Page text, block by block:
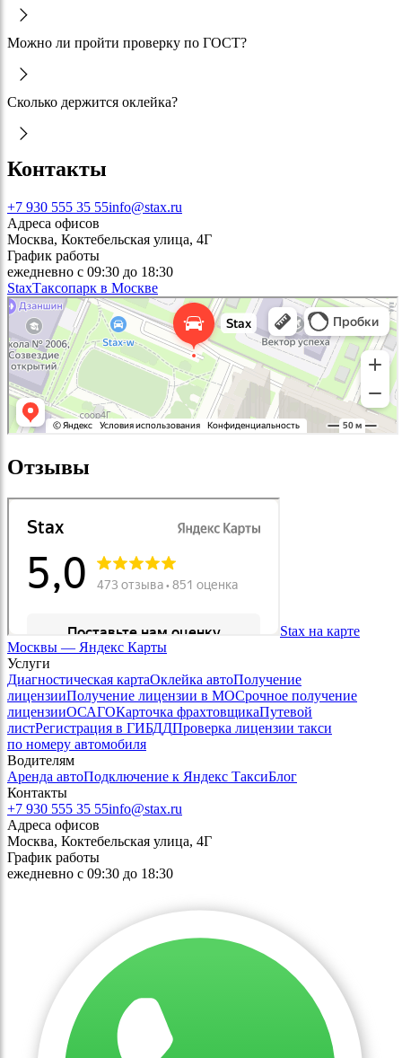
Можно ли пройти проверку по ГОСТ?
Сколько держится оклейка?
Контакты
+7 930 555 35 55info@stax.ru
Адреса офисов
Москва, Коктебельская улица, 4Г
График работы
ежедневно с 09:30 до 18:30
StaxТаксопарк в Москве
Отзывы
Stax на карте
Москвы — Яндекс Карты
Услуги
Диагностическая картаОклейка автоПолучение
лицензииПолучение лицензии в МОСрочное получение
лицензииОСАГОКарточка фрахтовщикаПутевой
листРегистрация в ГИБДДПроверка лицензии такси
по номеру автомобиля
Водителям
Аренда автоПодключение к Яндекс ТаксиБлог
Контакты
+7 930 555 35 55info@stax.ru
Адреса офисов
Москва, Коктебельская улица, 4Г
График работы
ежедневно с 09:30 до 18:30